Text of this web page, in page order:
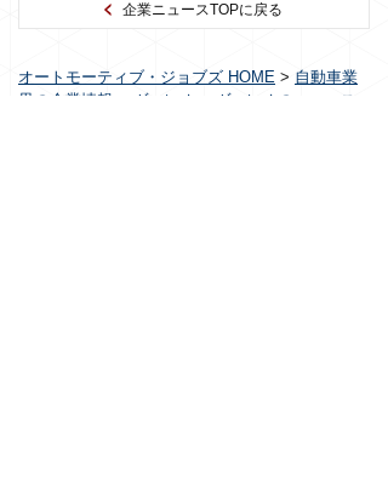
企業ニュースTOPに戻る
オートモーティブ・ジョブズ HOME > 自動車業
界の企業情報
ヴァレオ
ヴァレオのニュース